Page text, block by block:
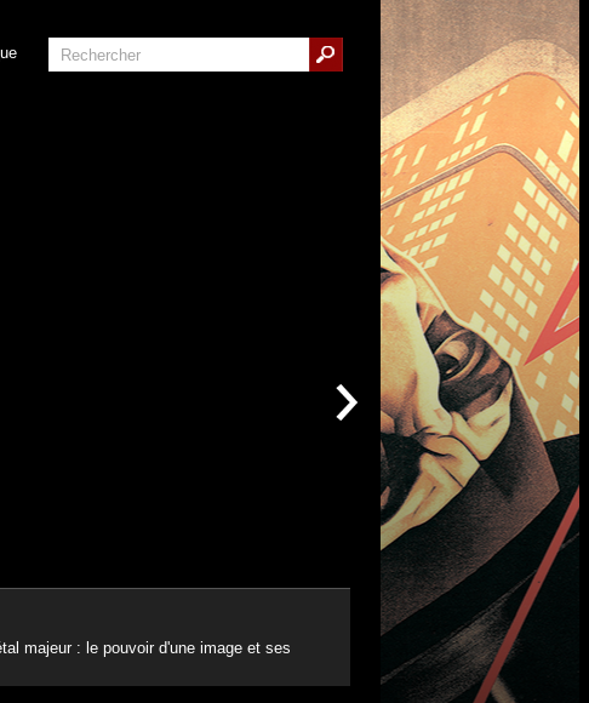
majeur : le pouvoir d'une image et ses